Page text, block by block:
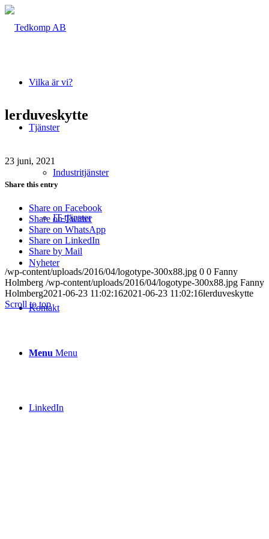
Vilka är vi?
Tjänster
Industritjänster
IT-tjänster
Nyheter
Kontakt
Menu Menu
LinkedIn
lerduveskytte
23 juni, 2021
Share this entry
Share on Facebook
Share on Twitter
Share on WhatsApp
Share on LinkedIn
Share by Mail
/wp-content/uploads/2016/04/logotype-300x88.jpg 0 0 Fanny
Holmberg /wp-content/uploads/2016/04/logotype-300x88.jpg Fanny
Holmberg2021-06-23 11:02:162021-06-23 11:02:16lerduveskytte
Scroll to top